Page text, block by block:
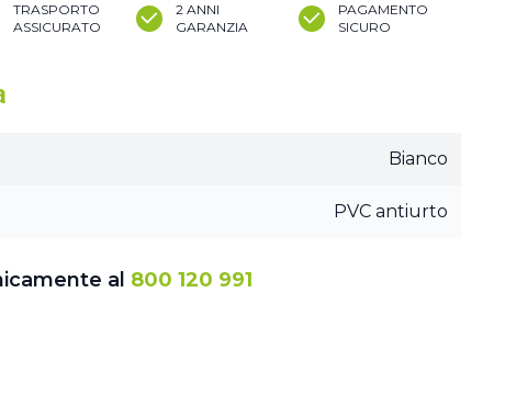
TRASPORTO
ASSICURATO
2 ANNI
GARANZIA
PAGAMENTO
SICURO
Bianco
PVC antiurto
al 800 120 991